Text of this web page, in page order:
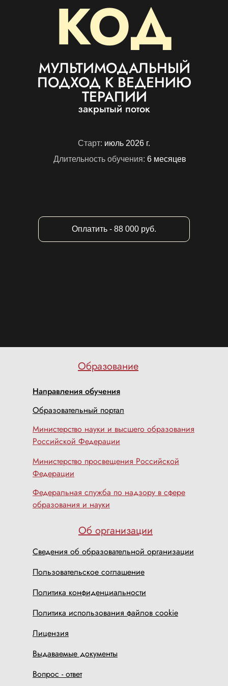
Оплатить - 88 000 руб.
Старт: июль 2026 г.
Длительность обучения: 6 месяцев
МУЛЬТИМОДАЛЬНЫЙ
ПОДХОД К ВЕДЕНИЮ
ТЕРАПИИ
закрытый поток
КОД
Образование
Об организации
Направления обучения
Образовательный портал
Министерство науки и высшего образования
Российской Федерации
Министерство просвещения Российской
Федерации
Федеральная служба по надзору в сфере
образования и науки
Сведения об образовательной организации
Пользовательское соглашение
Политика конфиденциальности
Политика использования файлов cookie
Лицензия
Выдаваемые документы
Вопрос - ответ